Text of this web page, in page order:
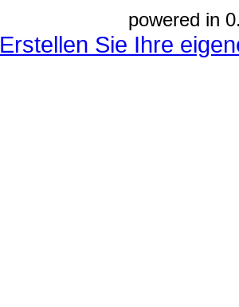
powered in
Erstellen Sie Ihre